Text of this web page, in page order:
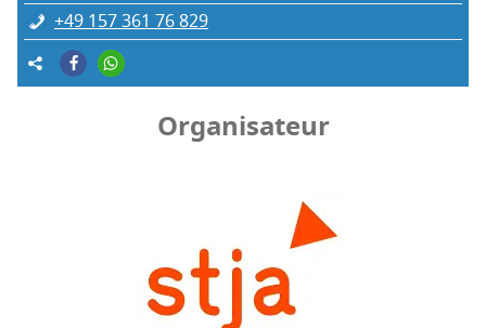
+49 157 361 76 829
Organisateur